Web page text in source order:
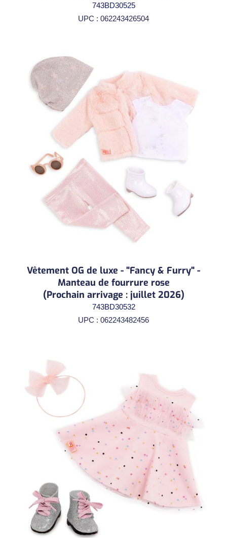
743BD30525
UPC : 062243426504
Vêtement OG de luxe - "Fancy & Furry" -
Manteau de fourrure rose
(Prochain arrivage : juillet 2026)
743BD30532
UPC : 062243482456